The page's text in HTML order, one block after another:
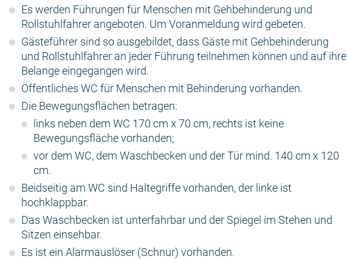
Es werden Führungen für Menschen mit Gehbehinderung und
Rollstuhlfahrer angeboten. Um Voranmeldung wird gebeten.
Gästeführer sind so ausgebildet, dass Gäste mit Gehbehinderung
und Rollstuhlfahrer an jeder Führung teilnehmen können und auf ihre
Belange eingegangen wird.
Öffentliches WC für Menschen mit Behinderung vorhanden.
Die Bewegungsflächen betragen:
links neben dem WC 170 cm x 70 cm, rechts ist keine
Bewegungsfläche vorhanden;
vor dem WC, dem Waschbecken und der Tür mind. 140 cm x 120
cm.
Beidseitig am WC sind Haltegriffe vorhanden, der linke ist
hochklappbar.
Das Waschbecken ist unterfahrbar und der Spiegel im Stehen und
Sitzen einsehbar.
Es ist ein Alarmauslöser (Schnur) vorhanden.